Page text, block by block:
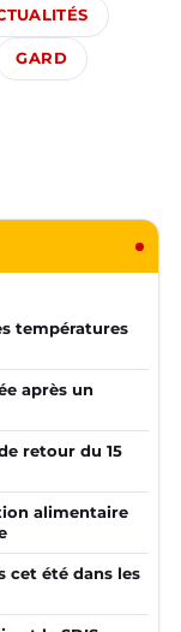
GARD
températures
après un
retour du 15
alimentaire
cet été dans les